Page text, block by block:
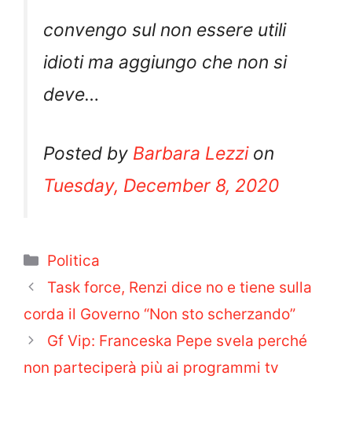
convengo sul non essere utili
idioti ma aggiungo che non si
deve…
Posted by Barbara Lezzion
Tuesday, December 8, 2020
Categorie
Politica
Task force, Renzi dice no e tiene sulla
corda il Governo “Non sto scherzando”
Gf Vip: Franceska Pepe svela perché
non parteciperà più ai programmi tv